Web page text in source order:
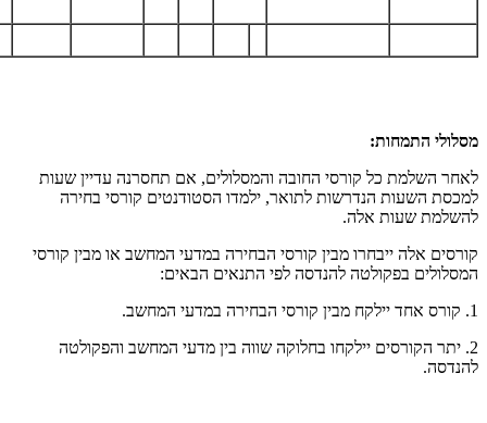
מסלולי התמחות:
לאחר השלמת כל קורסי החובה והמסלולים, אם תחסרנה עדיין שעות
למכסת השעות הנדרשות לתואר, ילמדו הסטודנטים קורסי בחירה
להשלמת שעות אלה.
קורסים אלה ייבחרו מבין קורסי הבחירה במדעי המחשב או מבין קורסי
המסלולים בפקולטה להנדסה לפי התנאים הבאים:
1. קורס אחד יילקח מבין קורסי הבחירה במדעי המחשב.
2. יתר הקורסים יילקחו בחלוקה שווה בין מדעי המחשב והפקולטה
להנדסה.